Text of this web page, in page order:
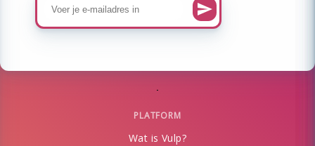
PLATFORM
Wat is Vulp?